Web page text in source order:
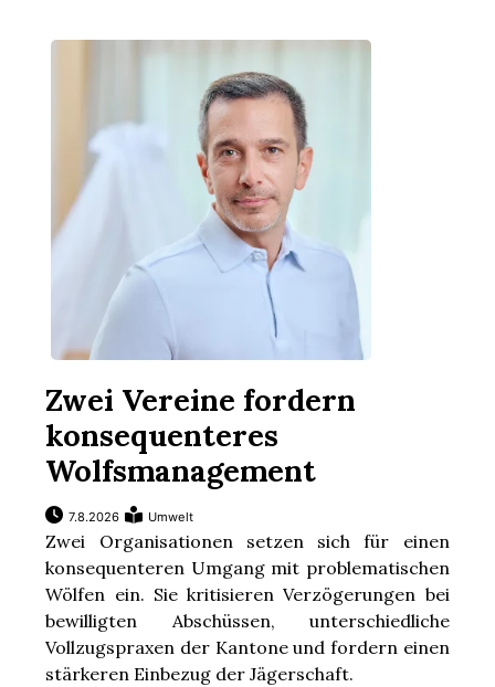
Zwei Vereine fordern
konsequenteres
Wolfsmanagement
7.8.2026 Umwelt
Zwei Organisationen setzen sich für einen
konsequenteren Umgang mit problematischen
Wölfen ein. Sie kritisieren Verzögerungen bei
bewilligten Abschüssen, unterschiedliche
Vollzugspraxen der Kantone und fordern einen
stärkeren Einbezug der Jägerschaft.